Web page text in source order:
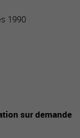
1990
sur demande